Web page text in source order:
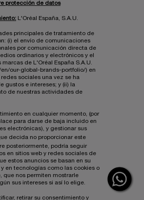
protección de datos
L'Oréal España, S.A.U.
principales de tratamiento de
(i) el envío de comunicaciones
por comunicación directa de
ordinarios y electrónicos y el
de L'Oréal España S.A.U.
our-global-brands-portfolio/) en
sociales una vez se ha
gustos e intereses; y (ii) la
de nuestras actividades de
en cualquier momento, (por
para darse de baja incluido en
electrónicas), y gestionar sus
decida no proporcionar este
posteriormente, podría seguir
en sitios web y redes sociales de
estos anuncios se basan en su
en tecnologías como las cookies o
que nos permiten mostrarle
sus intereses si así lo elige.
retirar su consentimiento y